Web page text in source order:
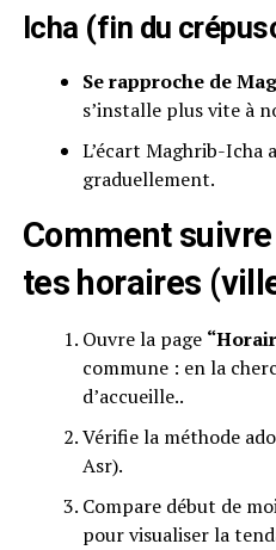
Icha (fin du
Se rapproche de
s’installe plus vite à
L’écart Maghrib-Icha
graduellement.
Comment
tes horaires
Ouvre la page
commune : en la
d’accueille..
Vérifie la méthode
Asr).
Compare début de
pour visualiser la